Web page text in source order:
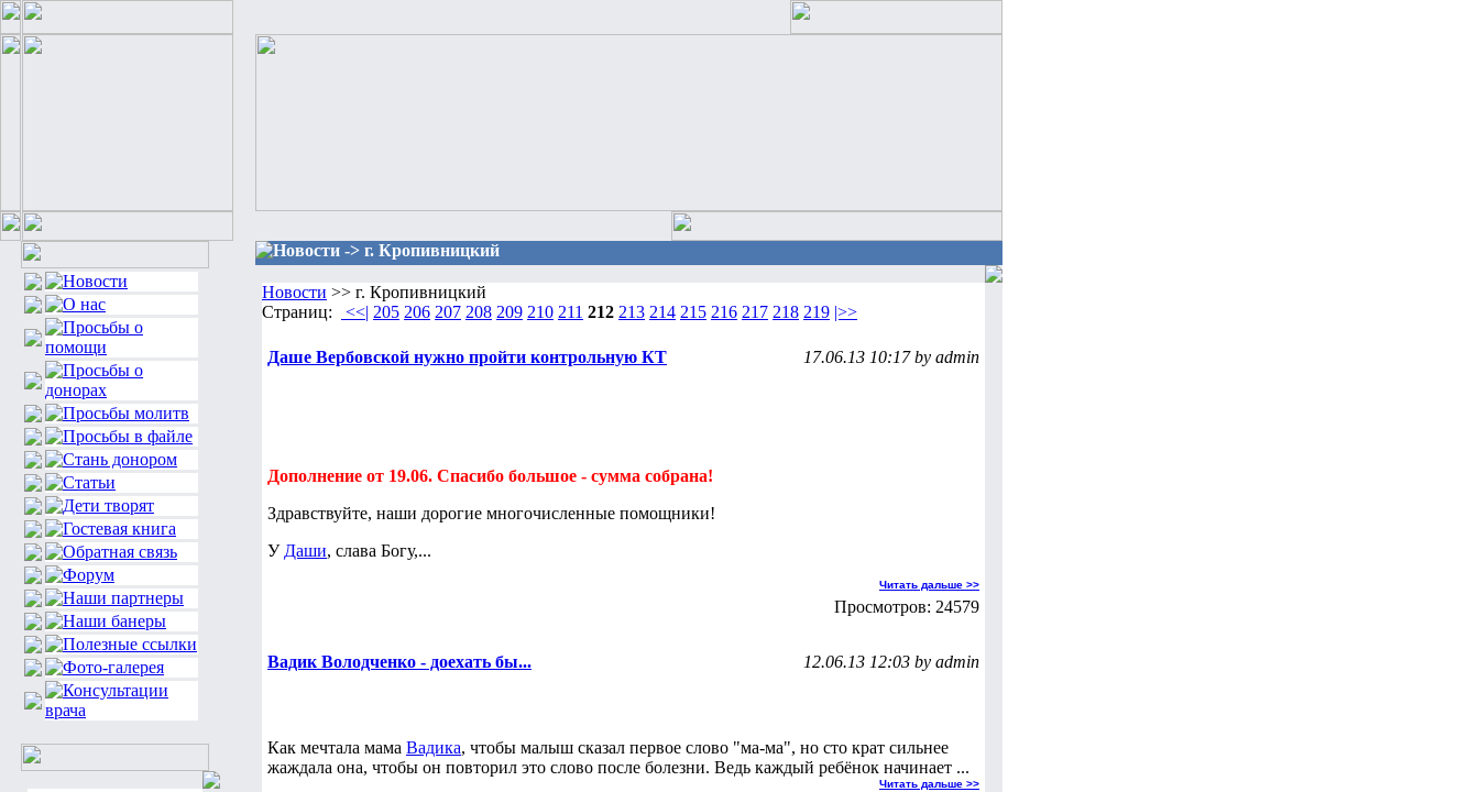
Новости -> г. Кропивницкий
Новости >> г. Кропивницкий
Страниц:
<<| 205 206 207 208 209 210 211 212 213 214 215 216 217 218 219 |>>
Даше Вербовской нужно пройти контрольную КТ 17.06.13 10:17 by admin
Дополнение от 19.06. Спасибо большое - сумма собрана!
Здравствуйте, наши дорогие многочисленные помощники!
У Даши, слава Богу,...
Читать дальше >>
Просмотров: 24579
Вадик Володченко - доехать бы... 12.06.13 12:03 by admin
Как мечтала мама Вадика, чтобы малыш сказал первое слово "ма-ма", но сто крат сильнее
жаждала она, чтобы он повторил это слово после болезни. Ведь каждый ребёнок начинает ...
Читать дальше >>